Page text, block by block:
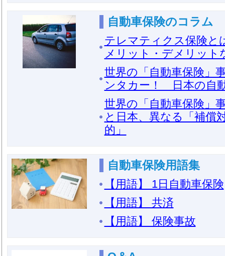
自動車保険のコラム
テレマティクス保険と
メリット・デメリット
世界の「自動車保険」
ンタカー！ 日本の自
世界の「自動車保険」
と日本、異なる「補償
的」
自動車保険用語集
【用語】 1日自動車保険
【用語】 共済
【用語】 保険事故